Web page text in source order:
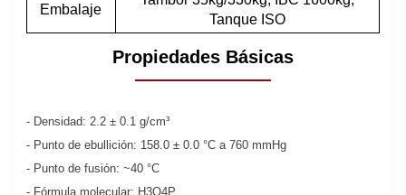
Embalaje
Tanque ISO
Propiedades Básicas
- Densidad: 2.2 ± 0.1 g/cm³
- Punto de ebullición: 158.0 ± 0.0 °C a 760 mmHg
- Punto de fusión: ~40 °C
- Fórmula molecular: H3O4P